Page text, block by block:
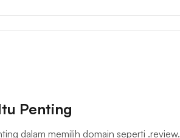
Penting
dalam memilih domain seperti .review.